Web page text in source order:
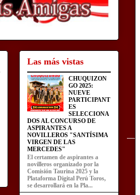
Las más vistas
CHUQUIZON
GO 2025:
NUEVE
PARTICIPANT
ES
SELECCIONA
DOS AL CONCURSO DE
ASPIRANTES A
NOVILLEROS "SANTÍSIMA
VIRGEN DE LAS
MERCEDES"
El certamen de aspirantes a
novilleros organizado por la
Comisión Taurina 2025 y la
Plataforma Digital Perú Toros,
se desarrollará en la Pla...